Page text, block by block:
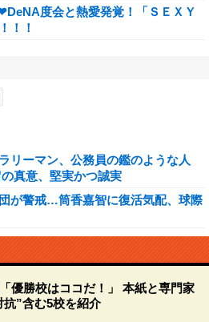
度会と熱愛発覚！「ＳＥＸＹ
！！
リーマン、公務員の鑑のような人
真意、堅実かつ誠実
が警戒…筒香嘉智に復活気配、球際
優勝校はココだ！」 本紙と専門家
”含む5校を紹介